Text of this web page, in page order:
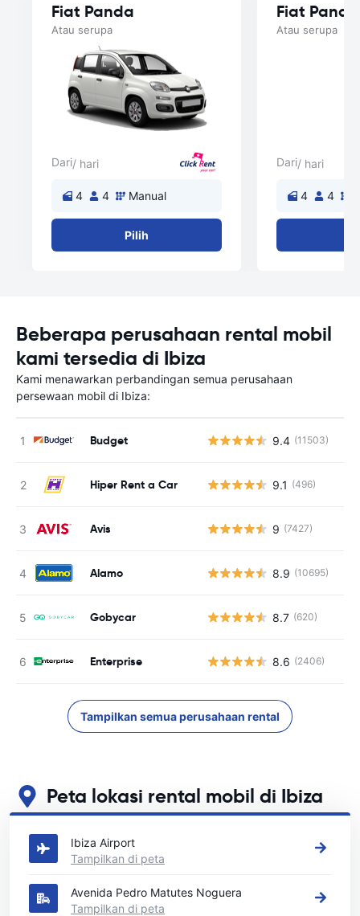
Fiat Panda
Atau serupa
Dari/ hari
4 4 Manual
Pilih
Fiat Panda
Atau serupa
Dari/ hari
4 4
Beberapa perusahaan rental mobil
kami tersedia di Ibiza
Kami menawarkan perbandingan semua perusahaan
persewaan mobil di Ibiza:
Budget 9.4 (11503)
Hiper Rent a Car 9.1 (496)
Avis 9 (7427)
Alamo 8.9 (10695)
Gobycar 8.7 (620)
Enterprise 8.6 (2406)
Tampilkan semua perusahaan rental
Peta lokasi rental mobil di Ibiza
Lihat lokasi persewaan mobil utama kami di Ibiza
Ibiza Airport
Tampilkan di peta
Avenida Pedro Matutes Noguera
Tampilkan di peta